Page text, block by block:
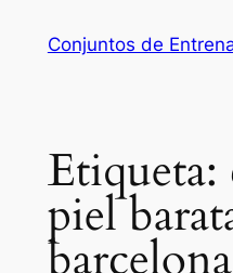
Conjuntos de
Etiqueta:
piel
barcelona